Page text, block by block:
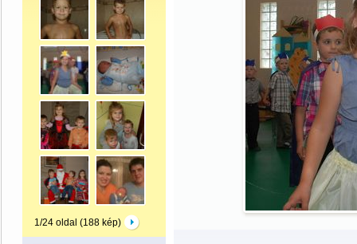
1/24 oldal (188 kép)